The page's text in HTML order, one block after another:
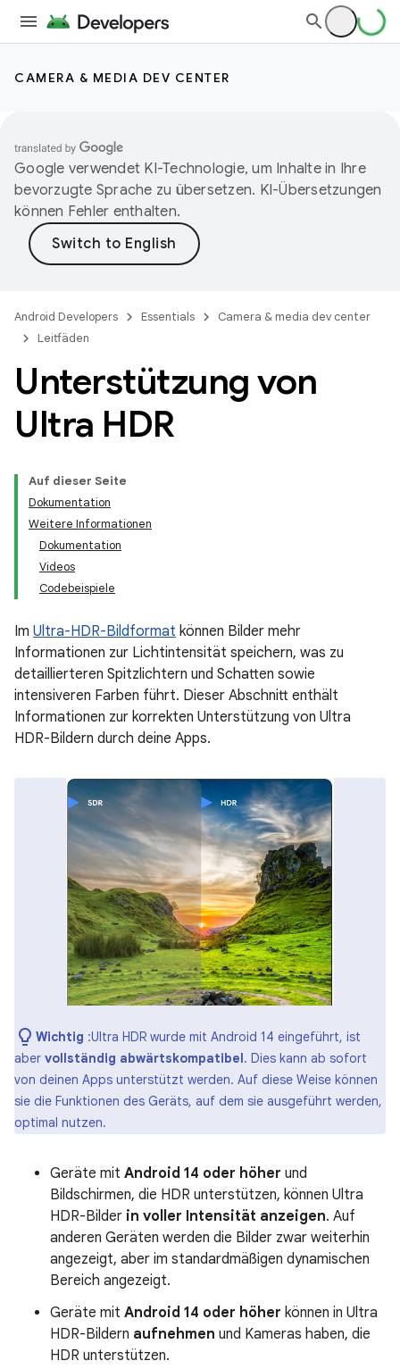
CAMERA & MEDIA DEV CENTER
Google verwendet KI-Technologie, um Inhalte in Ihre
bevorzugte Sprache zu übersetzen. KI-Übersetzungen
können Fehler enthalten.
Android Developers Essentials
Camera & media dev center
Leitfäden
Unterstützung von
Ultra HDR
Auf dieser Seite
Dokumentation
Weitere Informationen
Dokumentation
Videos
Codebeispiele
Im Ultra-HDR-Bildformat können Bilder mehr
Informationen zur Lichtintensität speichern, was zu
detaillierteren Spitzlichtern und Schatten sowie
intensiveren Farben führt. Dieser Abschnitt enthält
Informationen zur korrekten Unterstützung von Ultra
HDR-Bildern durch deine Apps.
Wichtig :Ultra HDR wurde mit Android 14 eingeführt, ist
aber vollständig abwärtskompatibel. Dies kann ab sofort
von deinen Apps unterstützt werden. Auf diese Weise können
sie die Funktionen des Geräts, auf dem sie ausgeführt werden,
optimal nutzen.
Geräte mit Android 14 oder höher und
Bildschirmen, die HDR unterstützen, können Ultra
HDR-Bilder in voller Intensität anzeigen. Auf
anderen Geräten werden die Bilder zwar weiterhin
angezeigt, aber im standardmäßigen dynamischen
Bereich angezeigt.
Geräte mit Android 14 oder höher können in Ultra
HDR-Bildern aufnehmen und Kameras haben, die
HDR unterstützen.